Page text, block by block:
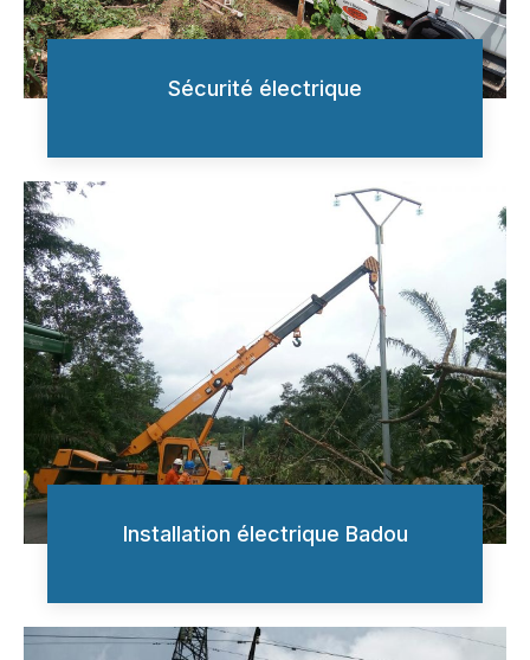
Sécurité électrique
Installation électrique Badou